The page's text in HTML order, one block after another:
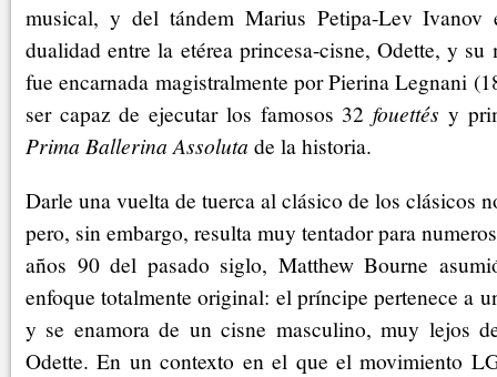
musical, y del tándem Marius Petipa-Lev Ivanov
dualidad entre la etérea princesa-cisne, Odette, y su
fue encarnada magistralmente por Pierina Legnani
ser capaz de ejecutar los famosos 32fouettés y
Prima Ballerina Assoluta de la historia.
Darle una vuelta de tuerca al clásico de los clásicos
pero, sin embargo, resulta muy tentador para
años 90 del pasado siglo, Matthew Bourne
enfoque totalmente original: el príncipe pertenece a
y se enamora de un cisne masculino, muy lejos
Odette. En un contexto en el que el movimiento